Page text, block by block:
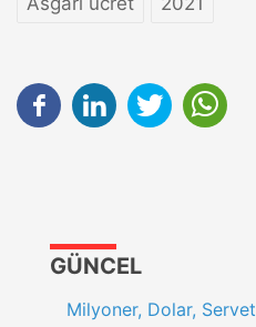
GÜNCEL
Milyoner, Dolar, Servet